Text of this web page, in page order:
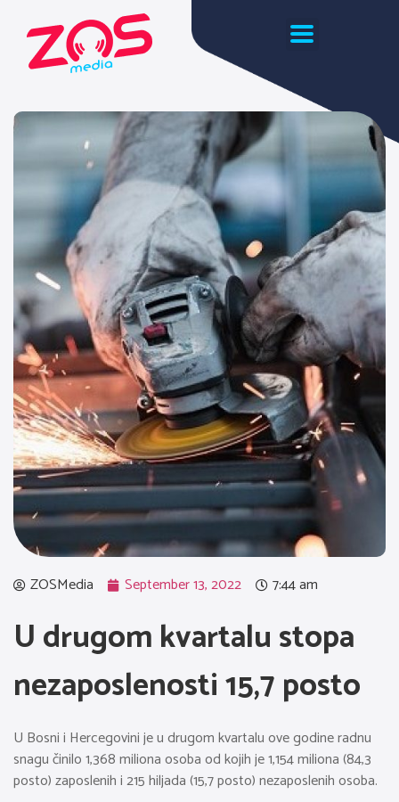
ZOSMedia September 13, 2022 7:44 am
U drugom kvartalu stopa
nezaposlenosti 15,7 posto
U Bosni i Hercegovini je u drugom kvartalu ove godine radnu
snagu činilo 1,368 miliona osoba od kojih je 1,154 miliona (84,3
posto) zaposlenih i 215 hiljada (15,7 posto) nezaposlenih osoba.